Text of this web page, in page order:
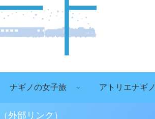
ナギノの女子旅 アトリエナギノ
外部リンク）